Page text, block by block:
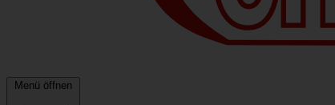
Menü öffnen